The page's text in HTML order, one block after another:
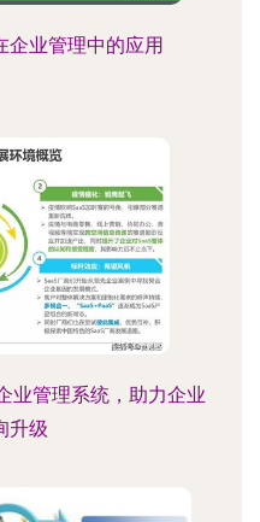
企业管理中的应用
业管理系统，助力企业
升级